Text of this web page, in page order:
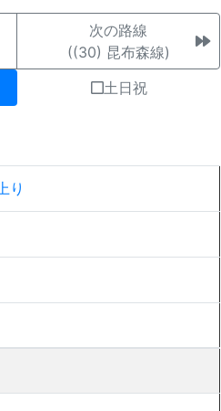
次の路線
((30) 昆布森線)
土日祝
り